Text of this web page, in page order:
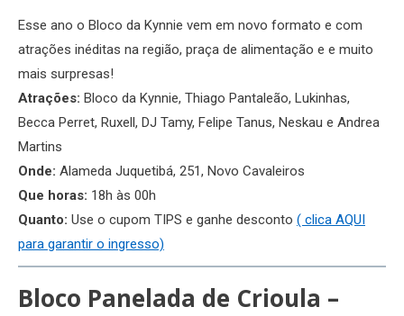
Esse ano o Bloco da Kynnie vem em novo formato e com
atrações inéditas na região, praça de alimentação e e muito
mais surpresas!
Atrações: Bloco da Kynnie, Thiago Pantaleão, Lukinhas,
Becca Perret, Ruxell, DJ Tamy, Felipe Tanus, Neskau e Andrea
Martins
Onde: Alameda Juquetibá, 251, Novo Cavaleiros
Que horas: 18h às 00h
Quanto: Use o cupom TIPS e ganhe desconto ( clica AQUI
para garantir o ingresso)
Bloco Panelada de Crioula –